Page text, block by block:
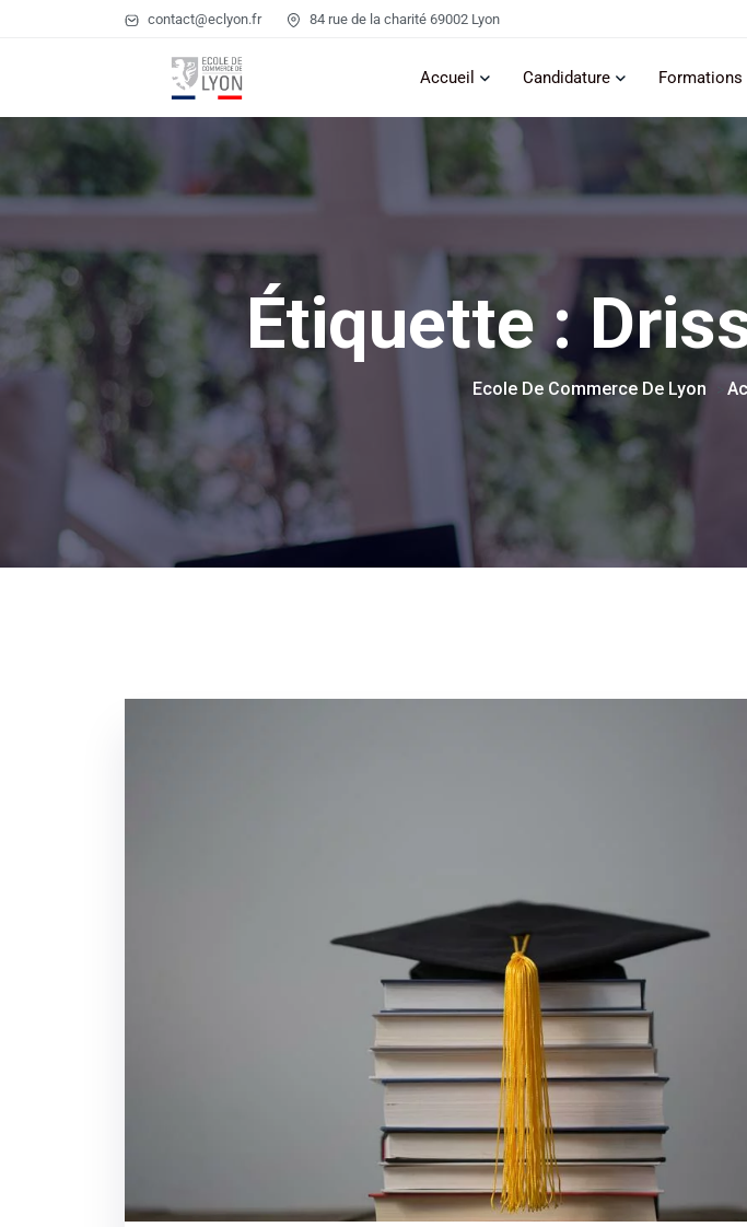
contact@eclyon.fr 84 rue de la charité 69002 Lyon
Accueil Candidature Formations
Étiquette :
Ecole De Commerce De Lyon